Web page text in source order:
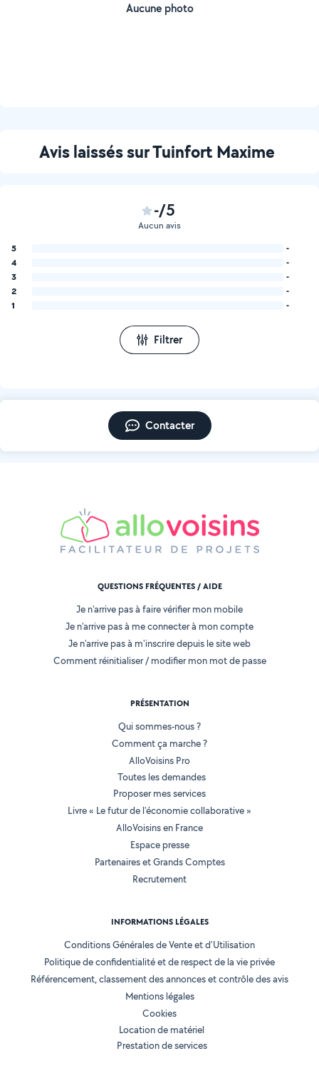
Aucune photo
Avis laissés sur Tuinfort Maxime
-/5
Aucun avis
5
-
4
-
3
-
2
-
1
-
Filtrer
Contacter
QUESTIONS FRÉQUENTES / AIDE
Je n'arrive pas à faire vérifier mon mobile
Je n'arrive pas à me connecter à mon compte
Je n'arrive pas à m'inscrire depuis le site web
Comment réinitialiser / modifier mon mot de passe
PRÉSENTATION
Qui sommes-nous ?
Comment ça marche ?
AlloVoisins Pro
Toutes les demandes
Proposer mes services
Livre « Le futur de l'économie collaborative »
AlloVoisins en France
Espace presse
Partenaires et Grands Comptes
Recrutement
INFORMATIONS LÉGALES
Conditions Générales de Vente et d'Utilisation
Politique de confidentialité et de respect de la vie privée
Référencement, classement des annonces et contrôle des avis
Mentions légales
Cookies
Location de matériel
Prestation de services